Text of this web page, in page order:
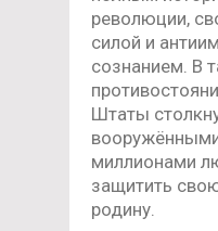
революции,
силой и
сознанием. В
Штаты
миллионами
защитить
родину.